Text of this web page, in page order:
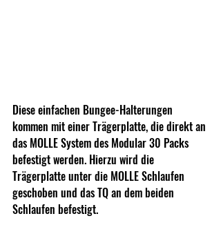
Diese einfachen Bungee-Halterungen
kommen mit einer Trägerplatte, die direkt an
das MOLLE System des Modular 30 Packs
befestigt werden. Hierzu wird die
Trägerplatte unter die MOLLE Schlaufen
geschoben und das TQ an dem beiden
Schlaufen befestigt.